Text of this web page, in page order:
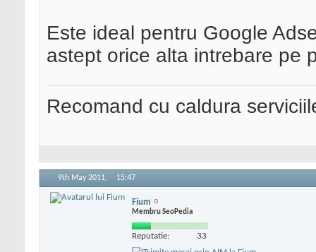
Este ideal pentru Google
astept orice alta intrebare pe
Recomand cu caldura
9th May 2011, 15:47
Fium
Membru SeoPedia
Reputatie: 33